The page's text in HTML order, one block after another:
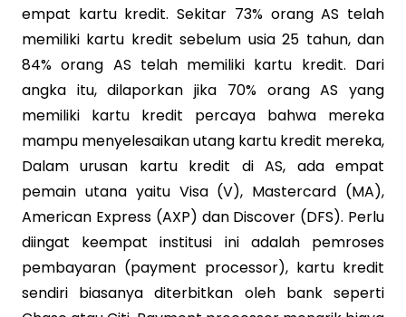
empat kartu kredit. Sekitar 73% orang AS telah
memiliki kartu kredit sebelum usia 25 tahun, dan
84% orang AS telah memiliki kartu kredit. Dari
angka itu, dilaporkan jika 70% orang AS yang
memiliki kartu kredit percaya bahwa mereka
mampu menyelesaikan utang kartu kredit mereka,
Dalam urusan kartu kredit di AS, ada empat
pemain utana yaitu Visa (V), Mastercard (MA),
American Express (AXP) dan Discover (DFS). Perlu
diingat keempat institusi ini adalah pemroses
pembayaran (payment processor), kartu kredit
sendiri biasanya diterbitkan oleh bank seperti